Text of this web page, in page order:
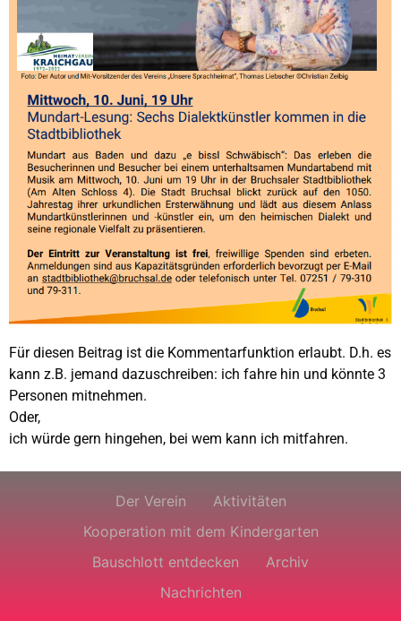
Für diesen Beitrag ist die Kommentarfunktion erlaubt. D.h. es
kann z.B. jemand dazuschreiben: ich fahre hin und könnte 3
Personen mitnehmen.
Oder,
ich würde gern hingehen, bei wem kann ich mitfahren.
Der Verein
Aktivitäten
Kooperation mit dem Kindergarten
Bauschlott entdecken
Archiv
Nachrichten